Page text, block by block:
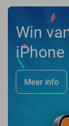
Win
iPhone
Meer info